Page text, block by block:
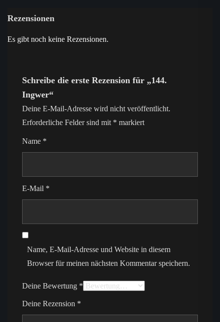
Rezensionen
Es gibt noch keine Rezensionen.
Schreibe die erste Rezension für „144.
Ingwer“
Deine E-Mail-Adresse wird nicht veröffentlicht.
Erforderliche Felder sind mit * markiert
Name *
E-Mail *
Name, E-Mail-Adresse und Website in diesem
Browser für meinen nächsten Kommentar speichern.
Deine Bewertung *
Deine Rezension *